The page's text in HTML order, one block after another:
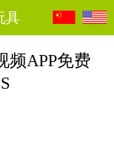
具
频APP免费